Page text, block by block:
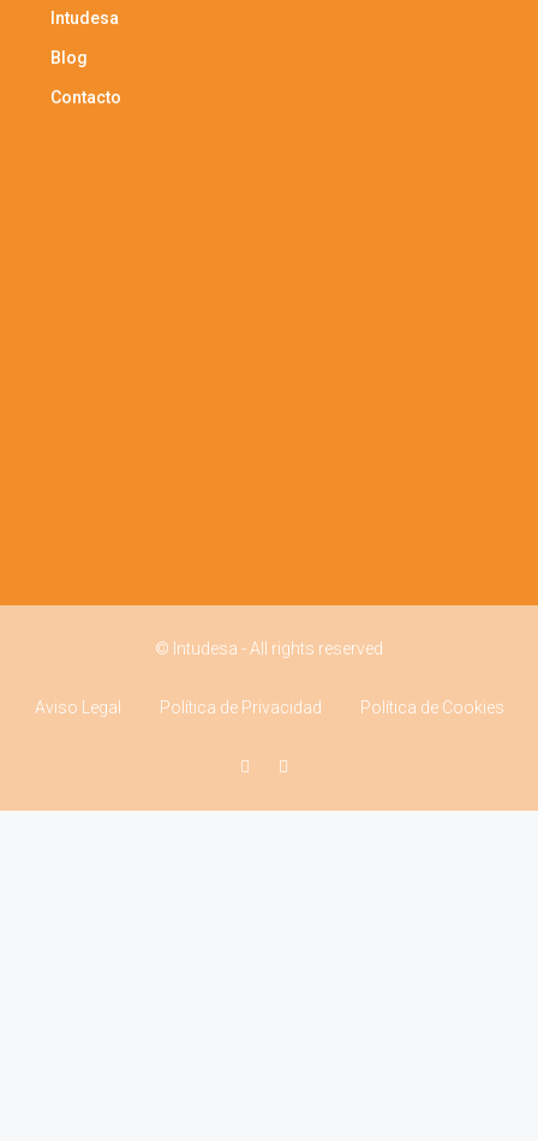
Intudesa
Blog
Contacto
© Intudesa - All rights reserved
Aviso Legal Política de Privacidad Política de Cookies